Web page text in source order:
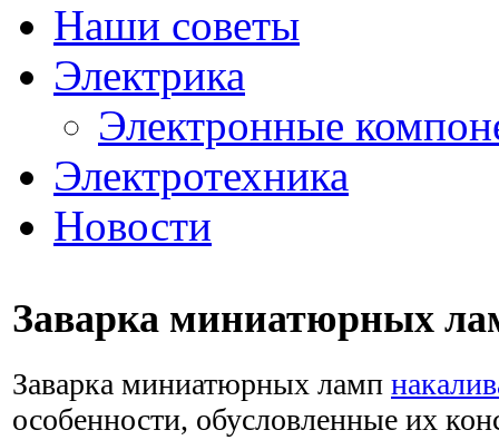
Наши советы
Электрика
Электронные
Электротехника
Новости
Заварка миниатюрных
Заварка миниатюрных ламп
особенности, обусловленные их